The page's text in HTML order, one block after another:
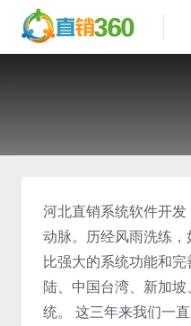
河北直销系统软件开
动脉。历经风雨洗练
比强大的系统功能和
陆、中国台湾、新加
统。 这三年来我们一